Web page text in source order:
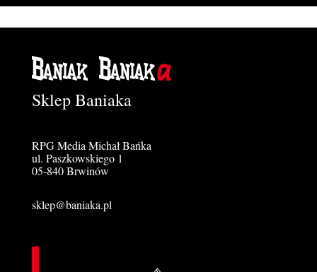
Sklep Baniaka
RPG Media Michał Bańka
ul. Paszkowskiego 1
05-840 Brwinów
sklep@baniaka.pl